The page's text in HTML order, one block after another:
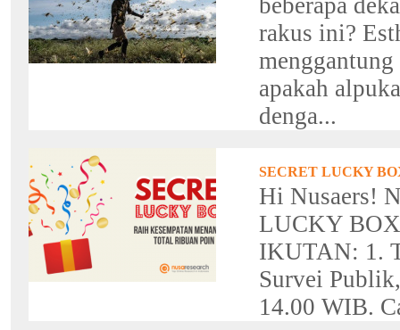
beberapa
rakus ini?
apakah
denga...
SECRET LUCKY
Hi Nusaers!
LUCKY
IKUTAN: 1.
Survei
14.00 WIB.